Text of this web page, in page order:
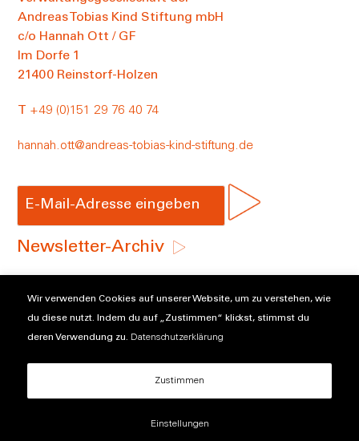
Wir verwenden Cookies auf unserer Website, um zu verstehen, wie
du diese nutzt. Indem du auf „Zustimmen“ klickst, stimmst du
deren Verwendung zu. Datenschutzerklärung
Einstellungen
Zustimmen
Andreas Tobias Kind Stiftung mbH
c/o Hannah Ott / GF
Im Dorfe 1
21400 Reinstorf-Holzen
+49 (0)151 29 76 40 74
hannah.ott@andreas-tobias-kind-stiftung.de
Newsletter-Archiv
GLS Gemeinschaftsbank eG
IBAN DE02 4306 0967 0000 2233 00
BIC GENODEM1GLS